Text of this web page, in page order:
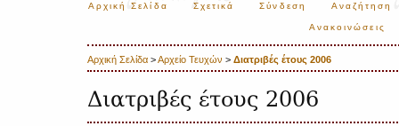
Αρχική Σελίδα Σχετικά Σύνδεση Αναζήτηση
Ανακοινώσεις
Αρχική Σελίδα >Αρχείο Τευχών > Διατριβές έτους 2006
Διατριβές έτους 2006